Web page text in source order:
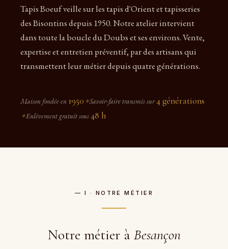
Tapis Boeuf veille sur les tapis d'Orient et tapisseries
des Bisontins depuis 1950. Notre atelier intervient
dans toute la boucle du Doubs et ses environs. Vente,
expertise et entretien préventif, par des artisans qui
transmettent leur métier depuis quatre générations.
Maison fondée en 1950 ✦Savoir-faire transmis sur4 générations
✦Enlèvement gratuit sous48 h
— I · NOTRE MÉTIER
Notre métier à Besançon